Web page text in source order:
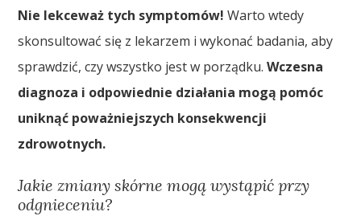
Nie lekceważ tych symptomów! Warto wtedy
skonsultować się z lekarzem i wykonać badania, aby
sprawdzić, czy wszystko jest w porządku.Wczesna
diagnoza i odpowiednie działania mogą pomóc
uniknąć poważniejszych konsekwencji
zdrowotnych.
Jakie zmiany skórne mogą wystąpić przy
odgnieceniu?